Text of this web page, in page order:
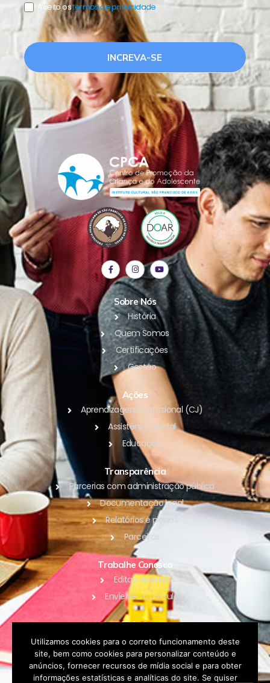
Aceito ostermos de privacidade.
INCREVA-SE
Sobre Nós
História
Quem Somos
Certificações
Gestão
Ações
Aprendizagem Profissional (CJ)
Assistência Social
Educação
Transparência
Parcerias com administração pública
Documentação legal
Relatórios e planos
Parceiros
Trabalhe Conosco
Editais Abertos
Envie seu Currículo
Outros
Blog
Contato
Política de Privacidade
Utilizamos cookies para o correto funcionamento deste
site, bem como cookies para personalizar conteúdo e
anúncios, fornecer recursos de mídia social e para obter
informações estatísticas e analíticas do site. Se quiser